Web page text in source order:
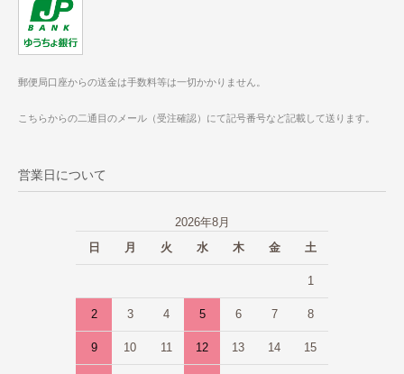
郵便局口座からの送金は手数料等は一切かかりません。
こちらからの二通目のメール（受注確認）にて記号番号など記載して送ります。
営業日について
2026年8月
日
月 火 水 木 金 土
1
2 3 4 5 6 7 8
9 10 11 12 13 14 15